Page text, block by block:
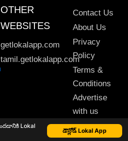
Lokal
డౌన్లోడ్ Lokal App
OTHER
WEBSITES
getlokalapp.com
tamil.getlokalapp.com
Contact Us
About Us
Privacy
Policy
Terms &
Conditions
Advertise
with us
Sitemap
transmitted, rewritten or redistributed. © 2020 Lokal App. All rights reserved.